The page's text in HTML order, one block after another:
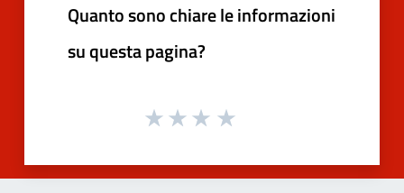
Quanto sono chiare le informazioni
su questa pagina?